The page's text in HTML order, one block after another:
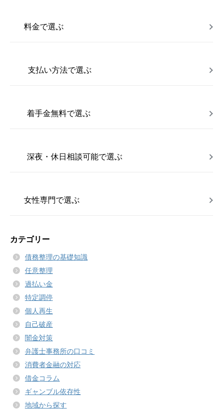
料金で選ぶ
支払い方法で選ぶ
着手金無料で選ぶ
深夜・休日相談可能で選ぶ
女性専門で選ぶ
カテゴリー
債務整理の基礎知識
任意整理
過払い金
特定調停
個人再生
自己破産
闇金対策
弁護士事務所の口コミ
消費者金融の対応
借金コラム
ギャンブル依存性
地域から探す